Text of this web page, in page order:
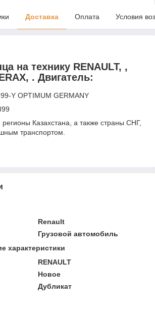
Доставка Оплата Условия
на технику RENAULT, ,
. Двигатель:
Y OPTIMUM GERMANY
Казахстана, а также страны СНГ,
транспортом.
Renault
Грузовой автомобиль
характеристики
RENAULT
Новое
Дубликат